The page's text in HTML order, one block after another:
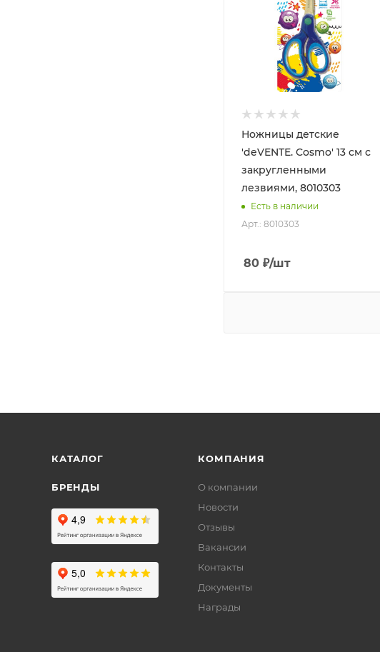
Ножницы детские
'deVENTE. Cosmo' 13 см с
закругленными
лезвиями, 8010303
Есть в наличии
Арт.: 8010303
80 ₽/шт
КАТАЛОГ
БРЕНДЫ
КОМПАНИЯ
О компании
Новости
Отзывы
Вакансии
Контакты
Документы
Награды